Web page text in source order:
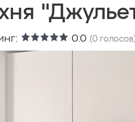
0.0 (0